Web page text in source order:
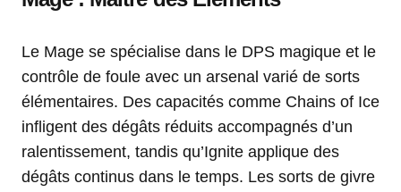
Le Mage se spécialise dans le DPS magique et le
contrôle de foule avec un arsenal varié de sorts
élémentaires. Des capacités comme Chains of Ice
infligent des dégâts réduits accompagnés d’un
ralentissement, tandis qu’Ignite applique des
dégâts continus dans le temps. Les sorts de givre